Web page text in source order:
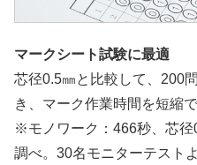
マークシート試験に最適
芯径0.5㎜と比較して、200
き、マーク作業時間を短縮で
※モノワーク：466秒、芯
調べ。30名モニターテスト